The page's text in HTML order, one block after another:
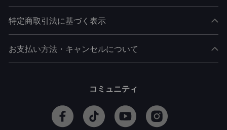
特定商取引法に基づく表示
お支払い方法・キャンセルについて
コミュニティ